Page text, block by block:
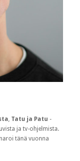
, Tatu ja Patu -
ja tv-ohjelmista.
tänä vuonna